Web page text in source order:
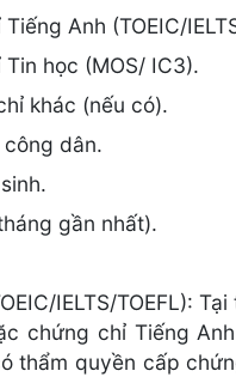
Anh (TOEIC/
học (MOS/ IC3).
khác (nếu có).
dân.
gần nhất).
IELTS/TOEFL):
chứng chỉ Tiếng
thẩm quyền cấp